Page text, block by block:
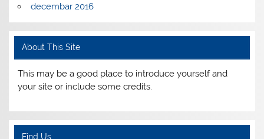
decembar 2016
About This Site
This may be a good place to introduce yourself and
your site or include some credits.
Find Us